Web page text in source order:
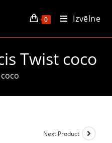
0 Izvēlne
Twist coco
Next Product